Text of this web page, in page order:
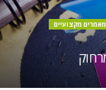
מאמרים מקצועיים